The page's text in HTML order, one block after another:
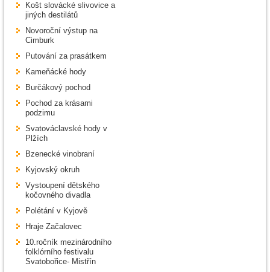
Košt slovácké slivovice a
jiných destilátů
Novoroční výstup na
Cimburk
Putování za prasátkem
Kameňácké hody
Burčákový pochod
Pochod za krásami
podzimu
Svatováclavské hody v
Plžích
Bzenecké vinobraní
Kyjovský okruh
Vystoupení dětského
kočovného divadla
Polétání v Kyjově
Hraje Začalovec
10.ročník mezinárodního
folklórního festivalu
Svatobořice- Mistřín